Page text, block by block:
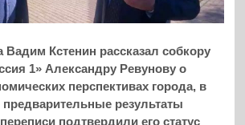
Вадим Кстенин рассказал собкору
1» Александру Ревунову о
перспективах города, в
предварительные результаты
подтвердили его статус